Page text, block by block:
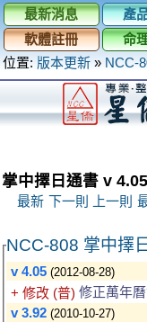
最新消息 產
軟體註冊
命
位置: 版本更新 » NCC-
掌中擇日通書 v 4.05
最新 下一則 上一則
NCC-808 掌中擇
v 4.05 (2012-08-28)
+ 修改 (普) 修正萬年
v 3.92 (2010-10-27)